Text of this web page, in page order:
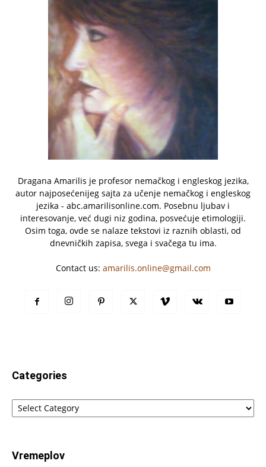
Dragana Amarilis je profesor nemačkog i engleskog jezika,
autor najposećenijeg sajta za učenje nemačkog i engleskog
jezika - abc.amarilisonline.com. Posebnu ljubav i
interesovanje, već dugi niz godina, posvećuje etimologiji.
Osim toga, ovde se nalaze tekstovi iz raznih oblasti, od
dnevničkih zapisa, svega i svačega tu ima.
Contact us: amarilis.online@gmail.com
Categories
Categories
Vremeplov